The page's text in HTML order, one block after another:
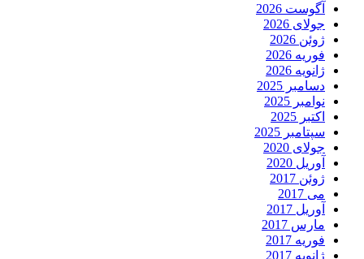
آگوست 2026
جولای 2026
ژوئن 2026
فوریه 2026
ژانویه 2026
دسامبر 2025
نوامبر 2025
اکتبر 2025
سپتامبر 2025
جولای 2020
آوریل 2020
ژوئن 2017
می 2017
آوریل 2017
مارس 2017
فوریه 2017
ژانویه 2017